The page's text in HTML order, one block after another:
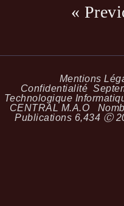
«
Mentions
Confidentialité
Technologique
CENTRAL M.A.O
Publications 6,434 Ⓒ